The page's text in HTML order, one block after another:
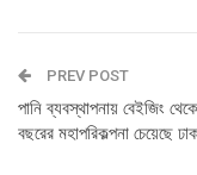
PREV POST
পানি ব্যবস্থাপনায় বেইজিং
বছরের মহাপরিকল্পনা চেয়েছে